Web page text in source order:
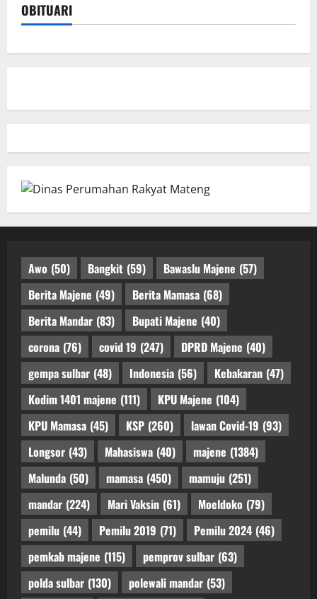
OBITUARI
Awo (50) Bangkit (59) Bawaslu Majene (57)
Berita Majene (49) Berita Mamasa (68)
Berita Mandar (83) Bupati Majene (40)
corona (76) covid 19 (247) DPRD Majene (40)
gempa sulbar (48) Indonesia (56) Kebakaran (47)
Kodim 1401 majene (111) KPU Majene (104)
KPU Mamasa (45) KSP (260) lawan Covid-19 (93)
Longsor (43) Mahasiswa (40) majene (1384)
Malunda (50) mamasa (450) mamuju (251)
mandar (224) Mari Vaksin (61) Moeldoko (79)
pemilu (44) Pemilu 2019 (71) Pemilu 2024 (46)
pemkab majene (115) pemprov sulbar (63)
polda sulbar (130) polewali mandar (53)